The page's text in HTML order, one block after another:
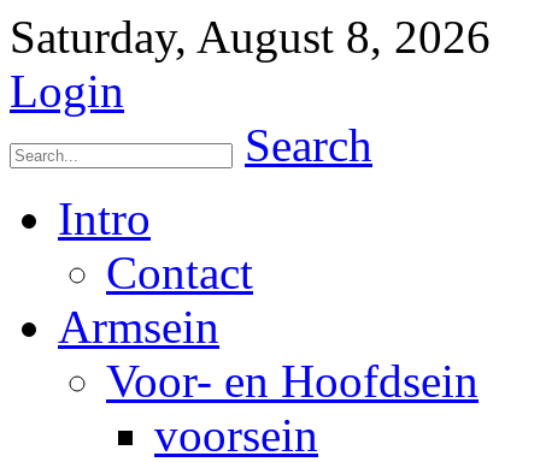
Saturday, August 8, 2026
Login
Search
Intro
Contact
Armsein
Voor- en Hoofdsein
voorsein